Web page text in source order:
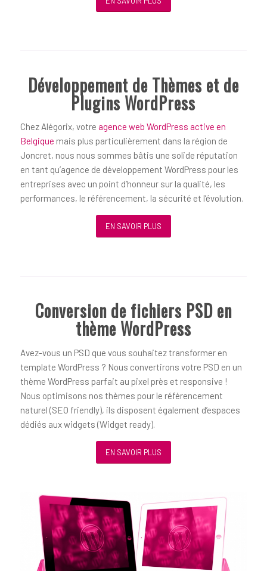
Développement de Thèmes et de
Plugins WordPress
Chez Alégorix, votre agence web WordPress active en
Belgique mais plus particulièrement dans la région de
Joncret, nous nous sommes bâtis une solide réputation
en tant qu’agence de développement WordPress pour les
entreprises avec un point d’honneur sur la qualité, les
performances, le référencement, la sécurité et l’évolution.
EN SAVOIR PLUS
Conversion de fichiers PSD en
thème WordPress
Avez-vous un PSD que vous souhaitez transformer en
template WordPress ? Nous convertirons votre PSD en un
thème WordPress parfait au pixel près et responsive !
Nous optimisons nos thèmes pour le référencement
naturel (SEO friendly), ils disposent également d’espaces
dédiés aux widgets (Widget ready).
EN SAVOIR PLUS